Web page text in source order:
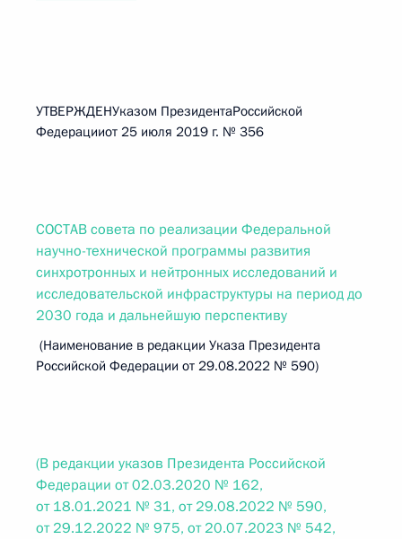
УТВЕРЖДЕНУказом ПрезидентаРоссийской
Федерацииот 25 июля 2019 г. № 356
СОСТАВ совета по реализации Федеральной
научно-технической программы развития
синхротронных и нейтронных исследований и
исследовательской инфраструктуры на период до
2030 года и дальнейшую перспективу
(Наименование в редакции Указа Президента
Российской Федерации от 29.08.2022 № 590)
(В редакции указов Президента Российской
Федерации от 02.03.2020 № 162,
от 18.01.2021 № 31, от 29.08.2022 № 590,
от 29.12.2022 № 975, от 20.07.2023 № 542,